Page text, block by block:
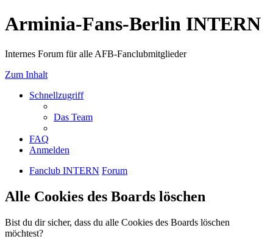
Arminia-Fans-Berlin INTERN
Internes Forum für alle AFB-Fanclubmitglieder
Zum Inhalt
Schnellzugriff
Das Team
FAQ
Anmelden
Fanclub INTERN Forum
Alle Cookies des Boards löschen
Bist du dir sicher, dass du alle Cookies des Boards löschen
möchtest?